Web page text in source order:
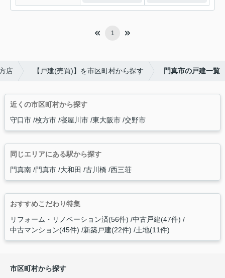
1
店 【戸建(売買)】を市区町村から探す 門真市の戸建一覧
近くの市区町村から探す
守口市 枚方市 寝屋川市 東大阪市 交野市
同じエリアにある駅から探す
門真南 門真市 大和田 古川橋 西三荘
おすすめこだわり特集
リフォーム・リノベーション済(56件) 中古戸建(47件)
中古マンション(45件) 新築戸建(22件) 土地(11件)
市区町村から探す